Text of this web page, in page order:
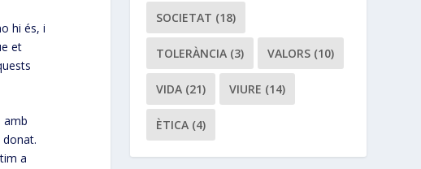
hi és, i
et
amb
donat.
a
SOCIETAT (18)
TOLERÀNCIA (3) VALORS (10)
VIDA (21) VIURE (14)
ÈTICA (4)